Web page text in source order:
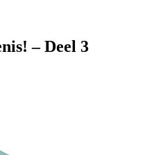
– Deel 3